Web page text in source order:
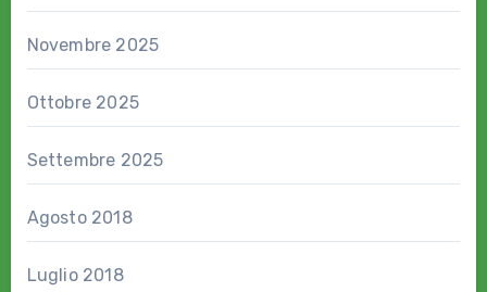
Novembre 2025
Ottobre 2025
Settembre 2025
Agosto 2018
Luglio 2018